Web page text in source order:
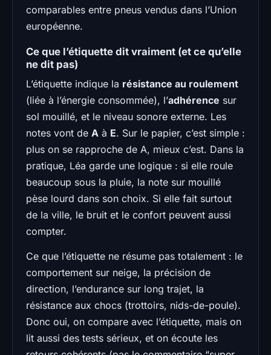
comparables entre pneus vendus dans l’Union
européenne.
Ce que l’étiquette dit vraiment (et ce qu’elle
ne dit pas)
L’étiquette indique la résistance au roulement
(liée à l’énergie consommée), l’adhérence sur
sol mouillé, et le niveau sonore externe. Les
notes vont de A à E. Sur le papier, c’est simple :
plus on se rapproche de A, mieux c’est. Dans la
pratique, Léa garde une logique : si elle roule
beaucoup sous la pluie, la note sur mouillé
pèse lourd dans son choix. Si elle fait surtout
de la ville, le bruit et le confort peuvent aussi
compter.
Ce que l’étiquette ne résume pas totalement : le
comportement sur neige, la précision de
direction, l’endurance sur long trajet, la
résistance aux chocs (trottoirs, nids-de-poule).
Donc oui, on compare avec l’étiquette, mais on
lit aussi des tests sérieux, et on écoute les